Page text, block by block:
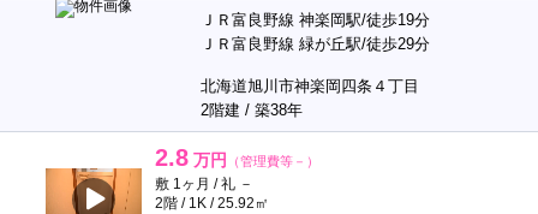
ＪＲ富良野線 神楽岡駅/徒歩19分
ＪＲ富良野線 緑が丘駅/徒歩29分
北海道旭川市神楽岡四条４丁目
2階建 / 築38年
2.8 万円 （管理費等－）
敷 1ヶ月 / 礼 －
2階 / 1K / 25.92㎡